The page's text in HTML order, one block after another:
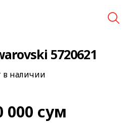
5720621
в наличии
000 сум